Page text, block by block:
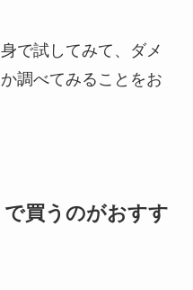
で試してみて、ダメ
調べてみることをお
買うのがおすす